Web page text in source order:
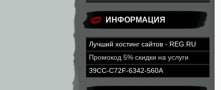
ИНФОРМАЦИЯ
Лучший хостинг сайтов - REG.RU
Промокод 5% скидки на услуги
39CC-C72F-6342-560A